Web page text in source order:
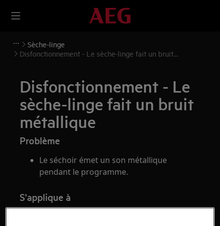
Sèche-linge
Disfonctionnement - Le sèche-linge fait un bruit
Disfonctionnement - Le
sèche-linge fait un bruit
métallique
Problème
Le séchoir émet un son métallique
pendant le programme.
S'applique à